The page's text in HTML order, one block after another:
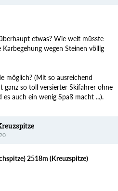
etwas? Wie weit müsste
wegen Steinen völlig
möglich? (Mit so ausreichend
ganz so toll versierter Skifahrer ohne
auch ein wenig Spaß macht ...).
2518m (Kreuzspitze)